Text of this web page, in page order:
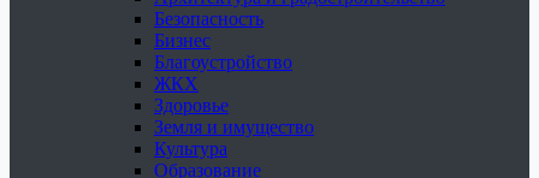
Безопасность
Бизнес
Благоустройство
ЖКХ
Здоровье
Земля и имущество
Культура
Образование